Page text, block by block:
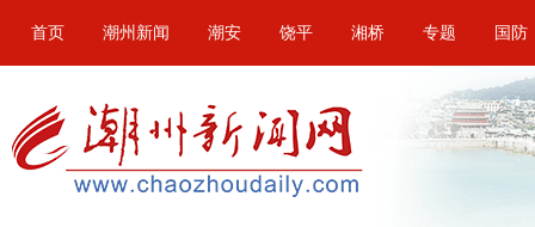
首页 潮州新闻 潮安 饶平 湘桥 专题 国防